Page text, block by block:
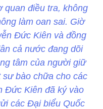
quan điều tra, không
làm oan sai. Giờ
Đức Kiên và đồng
cả nước đang dõi
tâm của người giữ
sư bào chữa cho các
Đức Kiên đã ký vào
các Đại biểu Quốc